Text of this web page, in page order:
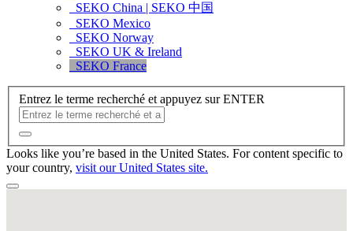
SEKO China | SEKO 中国
SEKO Mexico
SEKO Norway
SEKO UK & Ireland
SEKO France
Entrez le terme recherché et appuyez sur ENTER
Looks like you’re based in the United States. For content specific to
your country, visit our United States site.